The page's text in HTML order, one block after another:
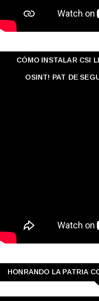
CÓMO INSTALAR CSI
OSINT! PAT DE
HONRANDO LA PATRIA